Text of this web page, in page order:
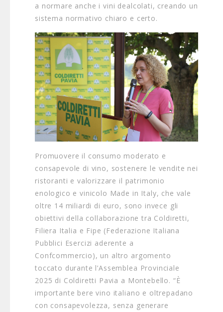
a normare anche i vini dealcolati, creando un
sistema normativo chiaro e certo.
Promuovere il consumo moderato e
consapevole di vino, sostenere le vendite nei
ristoranti e valorizzare il patrimonio
enologico e vinicolo Made in Italy, che vale
oltre 14 miliardi di euro, sono invece gli
obiettivi della collaborazione tra Coldiretti,
Filiera Italia e Fipe (Federazione Italiana
Pubblici Esercizi aderente a
Confcommercio), un altro argomento
toccato durante l’Assemblea Provinciale
2025 di Coldiretti Pavia a Montebello. “È
importante bere vino italiano e oltrepadano
con consapevolezza, senza generare